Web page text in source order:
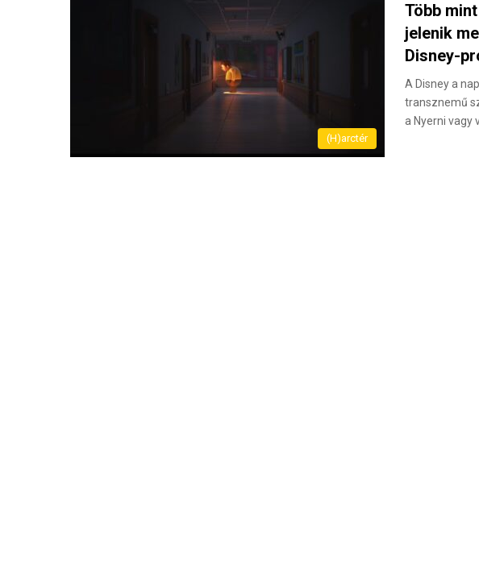
(H)arctér
Több
jelenik
Disney-
A Disney a
transznemű
a Nyerni vagy